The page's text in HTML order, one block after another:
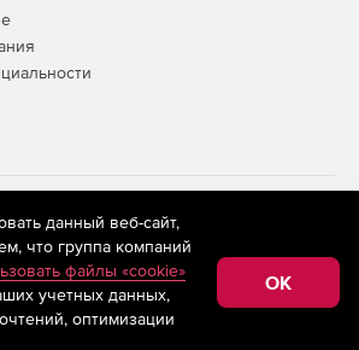
store.softline.ru применяются
(информационные технологии
на основе сбора,
сведений, относящихся к
сети «Интернет»,
Российской Федерации)
данный веб-сайт,
что группа компаний
файлы «cookie»
учетных данных,
оптимизации
OK